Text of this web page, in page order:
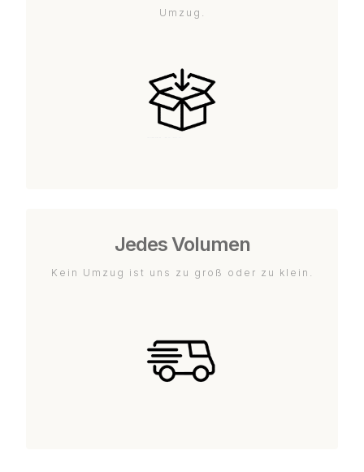
Umzug.
Jedes Volumen
Kein Umzug ist uns zu groß oder zu klein.